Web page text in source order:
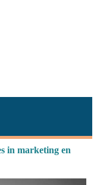
in marketing en